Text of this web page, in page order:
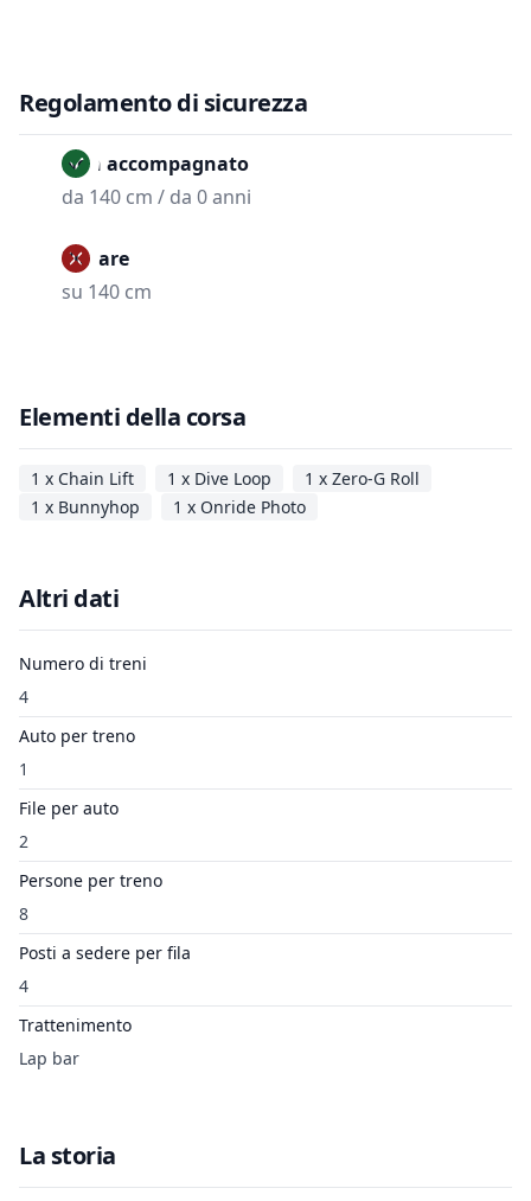
Regolamento di sicurezza
Non accompagnato
da 140 cm / da 0 anni
Vietare
su 140 cm
Elementi della corsa
1 x Chain Lift 1 x Dive Loop
1 x Zero-G Roll
1 x Bunnyhop
1 x Onride Photo
Altri dati
Numero di treni
4
Auto per treno
1
File per auto
2
Persone per treno
8
Posti a sedere per fila
4
Trattenimento
Lap bar
La storia